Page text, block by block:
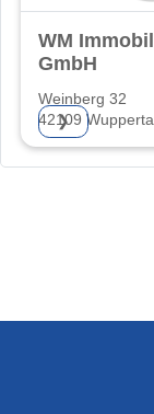
WM
GmbH
Weinberg 32
42109 Wuppertal
❯